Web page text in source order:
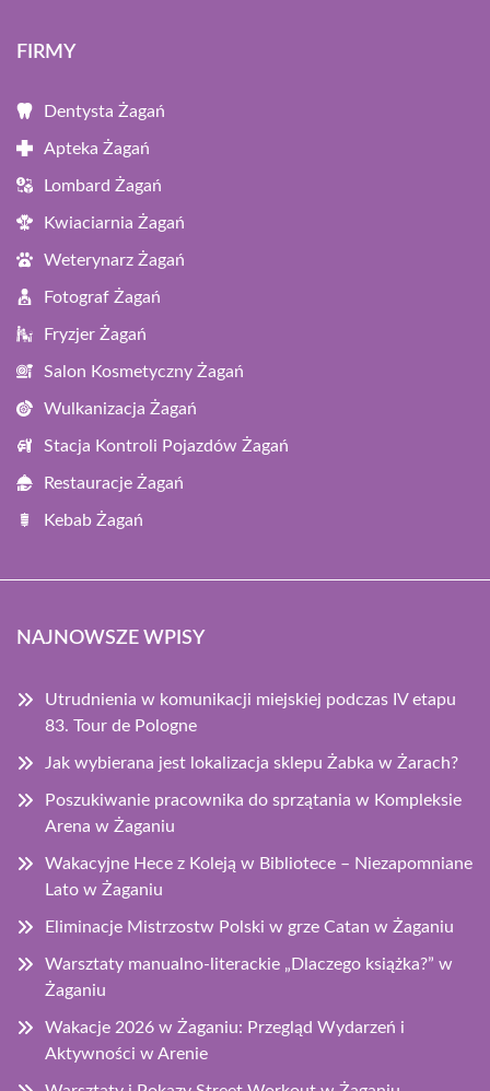
FIRMY
Dentysta Żagań
Apteka Żagań
Lombard Żagań
Kwiaciarnia Żagań
Weterynarz Żagań
Fotograf Żagań
Fryzjer Żagań
Salon Kosmetyczny Żagań
Wulkanizacja Żagań
Stacja Kontroli Pojazdów Żagań
Restauracje Żagań
Kebab Żagań
NAJNOWSZE WPISY
Utrudnienia w komunikacji miejskiej podczas IV etapu
83. Tour de Pologne
Jak wybierana jest lokalizacja sklepu Żabka w Żarach?
Poszukiwanie pracownika do sprzątania w Kompleksie
Arena w Żaganiu
Wakacyjne Hece z Koleją w Bibliotece – Niezapomniane
Lato w Żaganiu
Eliminacje Mistrzostw Polski w grze Catan w Żaganiu
Warsztaty manualno-literackie „Dlaczego książka?” w
Żaganiu
Wakacje 2026 w Żaganiu: Przegląd Wydarzeń i
Aktywności w Arenie